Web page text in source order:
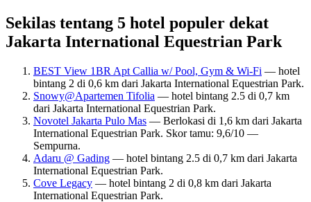
Sekilas tentang 5 hotel populer dekat
Jakarta International Equestrian Park
BEST View 1BR Apt Callia w/ Pool, Gym & Wi-Fi — hotel
bintang 2 di 0,6 km dari Jakarta International Equestrian Park.
Snowy@Apartemen Tifolia — hotel bintang 2.5 di 0,7 km
dari Jakarta International Equestrian Park.
Novotel Jakarta Pulo Mas — Berlokasi di 1,6 km dari Jakarta
International Equestrian Park. Skor tamu: 9,6/10 —
Sempurna.
Adaru @ Gading — hotel bintang 2.5 di 0,7 km dari Jakarta
International Equestrian Park.
Cove Legacy — hotel bintang 2 di 0,8 km dari Jakarta
International Equestrian Park.